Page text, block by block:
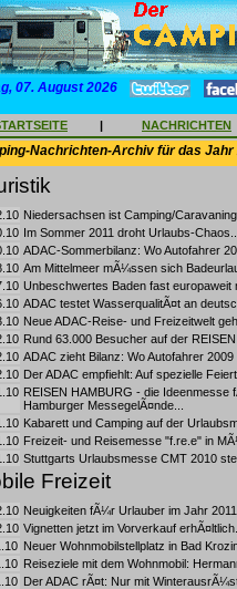
07. August 2026
| NACHRICHTEN
Nachrichten-Archiv für das Jahr
Niedersachsen ist Camping/
Im Sommer 2011 droht Urlaubs-Chaos...
ADAC-Sommerbilanz: Wo Autofahrer
Am Mittelmeer mÃ¼ssen sich
Unbeschwertes Baden fast europaweit
ADAC testet WasserqualitÃ¤t an
Neue ADAC-Reise- und Freizeitwelt
Rund 63.000 Besucher auf der REISEN
ADAC zieht Bilanz: Wo Autofahrer 2009
Der ADAC empfiehlt: Auf spezielle
REISEN HAMBURG - die
Hamburger MessegelÃ¤nde...
Kabarett und Camping auf der
Freizeit- und Reisemesse "f.re.e" in
Stuttgarts Urlaubsmesse CMT 2010
Freizeit
Neuigkeiten fÃ¼r Urlauber im Jahr
Vignetten jetzt im Vorverkauf erhÃ¤ltlich...
Neuer Wohnmobilstellplatz in Bad
Reiseziele mit dem Wohnmobil:
Der ADAC rÃ¤t: Nur mit